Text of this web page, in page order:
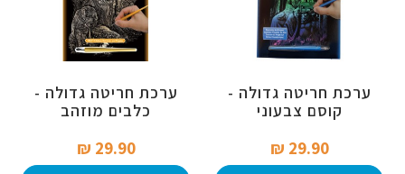
ערכת חריטה גדולה -
קוסם צבעוני
29.90 ₪‎
ערכת חריטה גדולה -
כלבים מוזהב
29.90 ₪‎